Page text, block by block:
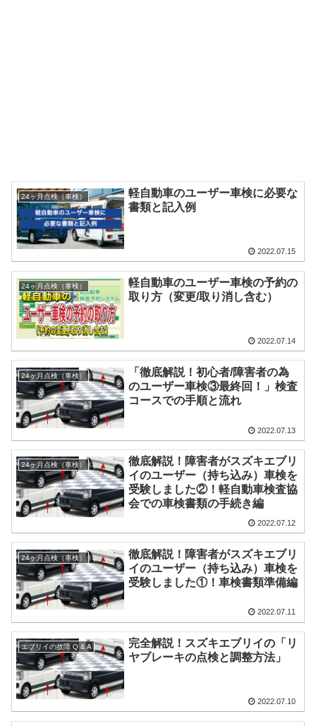
24ヶ月点検（車検）
軽自動車のユーザー車検に必要な
書類と記入例
2022.07.15
24ヶ月点検（車検）
軽自動車のユーザー車検の予約の
取り方（変更/取り消し含む）
2022.07.14
24ヶ月点検（車検）
「徹底解説！初心者/障害者の為
のユーザー車検③最終回！」検査
コースでの手順と流れ
2022.07.13
24ヶ月点検（車検）
徹底解説！障害者がスズキエブリ
イのユーザー（持ち込み）車検を
受験しました②！軽自動車検査協
会での車検書類の手続き編
2022.07.12
24ヶ月点検（車検）
徹底解説！障害者がスズキエブリ
イのユーザー（持ち込み）車検を
受験しました①！車検書類準備編
2022.07.11
エブリイの故障 Q & A
完全解説！スズキエブリイの「リ
ヤブレーキの点検と調整方法」
2022.07.10